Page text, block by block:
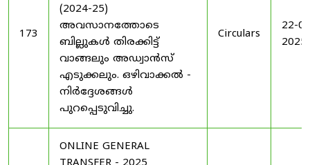
173
(2024-25)
അവസാനത്തോടെ
ബില്ലുകൾ തിരക്കിട്ട്
വാങ്ങലും അഡ്വാൻസ്
എടുക്കലും. ഒഴിവാക്കൽ -
നിർദ്ദേശങ്ങൾ
പുറപ്പെടുവിച്ചു.
Circulars
22-
2025
ONLINE GENERAL